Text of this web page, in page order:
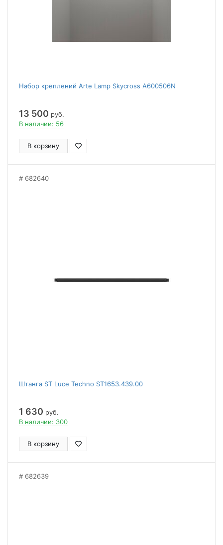
Набор креплений Arte Lamp Skycross A600506N
13 500 руб.
В наличии: 56
В корзину
682640
Штанга ST Luce Techno ST1653.439.00
1 630 руб.
В наличии: 300
В корзину
682639